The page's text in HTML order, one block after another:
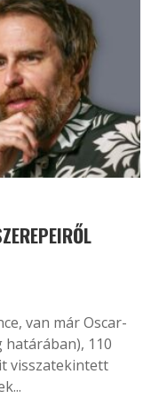
van már Oscar-
110
visszatekintett